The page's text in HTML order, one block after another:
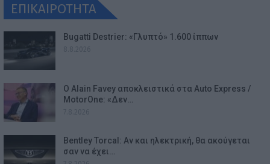
ΕΠΙΚΑΙΡΟΤΗΤΑ
Bugatti Destrier: «Γλυπτό» 1.600 ίππων
Ο Alain Favey αποκλειστικά στα Auto Express /
MotorOne: «Δεν…
Bentley Torcal: Αν και ηλεκτρική, θα ακούγεται
σαν να έχει…